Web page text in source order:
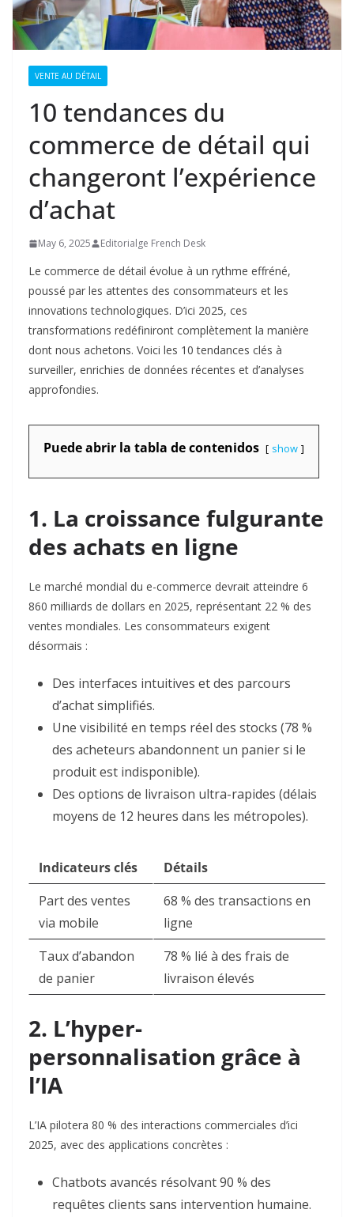
VENTE AU DÉTAIL
10 tendances du
commerce de détail qui
changeront l’expérience
d’achat
May 6, 2025 Editorialge French Desk
Le commerce de détail évolue à un rythme effréné,
poussé par les attentes des consommateurs et les
innovations technologiques. D’ici 2025, ces
transformations redéfiniront complètement la manière
dont nous achetons. Voici les 10 tendances clés à
surveiller, enrichies de données récentes et d’analyses
approfondies.
Puede abrir la tabla de contenidos show
1. La croissance fulgurante
des achats en ligne
Le marché mondial du e-commerce devrait atteindre 6
860 milliards de dollars en 2025, représentant 22 % des
ventes mondiales. Les consommateurs exigent
désormais :
Des interfaces intuitives et des parcours
d’achat simplifiés.
Une visibilité en temps réel des stocks (78 %
des acheteurs abandonnent un panier si le
produit est indisponible).
Des options de livraison ultra-rapides (délais
moyens de 12 heures dans les métropoles).
Indicateurs clés
Détails
Part des ventes
via mobile
68 % des transactions en
ligne
Taux d’abandon
de panier
78 % lié à des frais de
livraison élevés
2. L’hyper-
personnalisation grâce à
l’IA
L’IA pilotera 80 % des interactions commerciales d’ici
2025, avec des applications concrètes :
Chatbots avancés résolvant 90 % des
requêtes clients sans intervention humaine.